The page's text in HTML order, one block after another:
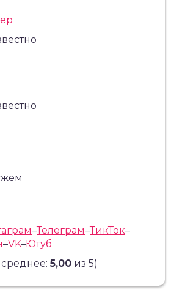
–Телеграм–ТикТок–
–VK–Ютуб
5,00 из 5)